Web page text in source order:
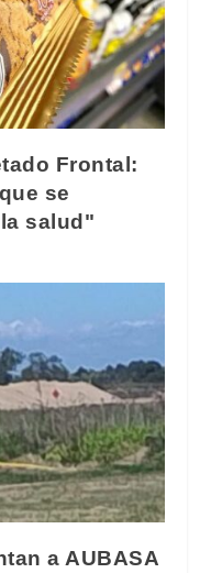
Frontal:
se
salud"
a AUBASA